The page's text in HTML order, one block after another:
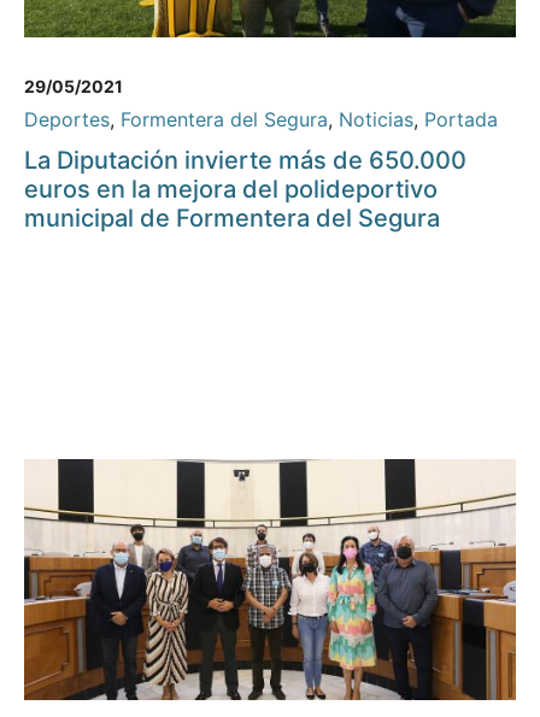
29/05/2021
Deportes, Formentera del Segura, Noticias, Portada
La Diputación invierte más de 650.000
euros en la mejora del polideportivo
municipal de Formentera del Segura